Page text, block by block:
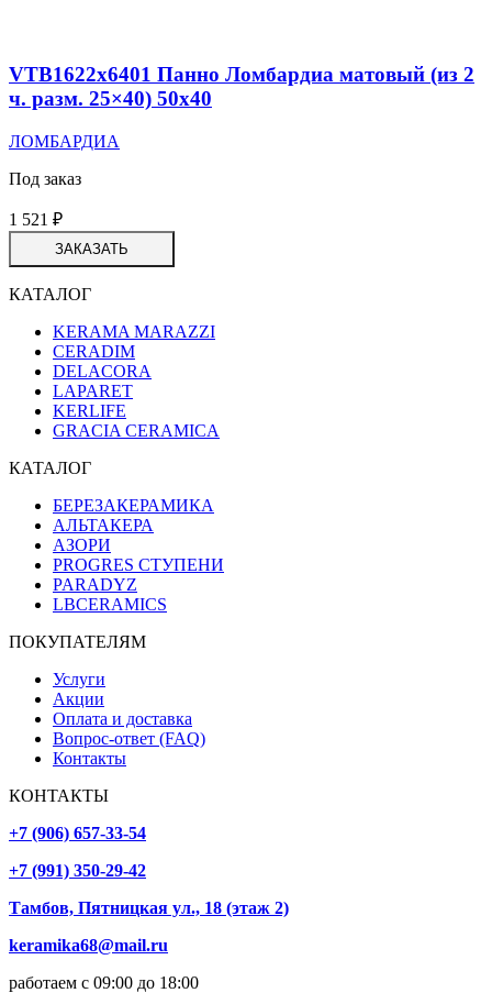
VTB1622x6401 Панно Ломбардиа матовый (из 2
ч. разм. 25×40) 50х40
ЛОМБАРДИА
Под заказ
1 521 ₽
ЗАКАЗАТЬ
КАТАЛОГ
KERAMA MARAZZI
CERADIM
DELACORA
LAPARET
KERLIFE
GRACIA CERAMICA
КАТАЛОГ
БЕРЕЗАКЕРАМИКА
АЛЬТАКЕРА
АЗОРИ
PROGRES СТУПЕНИ
PARADYZ
LBCERAMICS
ПОКУПАТЕЛЯМ
Услуги
Акции
Оплата и доставка
Вопрос-ответ (FAQ)
Контакты
КОНТАКТЫ
+7 (906) 657-33-54
+7 (991) 350-29-42
Тамбов, Пятницкая ул., 18 (этаж 2)
keramika68@mail.ru
работаем с 09:00 до 18:00